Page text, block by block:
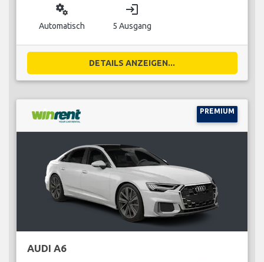
miscellaneous_services
Automatisch
login
5 Ausgang
DETAILS ANZEIGEN...
PREMIUM
AUDI A6